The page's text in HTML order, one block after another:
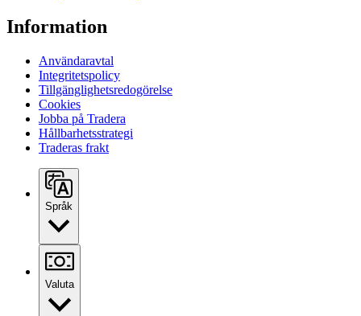
Information
Användaravtal
Integritetspolicy
Tillgänglighetsredogörelse
Cookies
Jobba på Tradera
Hållbarhetsstrategi
Traderas frakt
Språk
Valuta